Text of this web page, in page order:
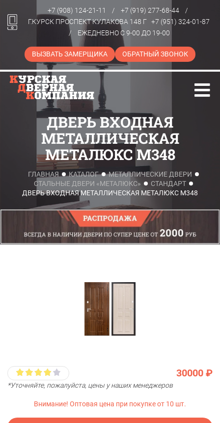
+7 (908) 124-21-11 / +7 (919) 277-68-44
/
Г.КУРСК ПРОСПЕКТ КУЛАКОВА 148 Г +7 (951) 324-01-87
/
ЕЖЕДНЕВНО С 9-00 ДО 19-00
ВЫЗВАТЬ ЗАМЕРЩИКА ОБРАТНЫЙ ЗВОНОК
ДВЕРЬ ВХОДНАЯ
МЕТАЛЛИЧЕСКАЯ
МЕТАЛЮКС M348
ГЛАВНАЯ КАТАЛОГ
МЕТАЛЛИЧЕСКИЕ ДВЕРИ
СТАЛЬНЫЕ ДВЕРИ «МЕТАЛЮКС»
СТАНДАРТ
ДВЕРЬ ВХОДНАЯ МЕТАЛЛИЧЕСКАЯ МЕТАЛЮКС M348
30000 ₽
*Уточняйте, пожалуйста, цены у наших менеджеров
Внимание! Оптовая цена при покупке от 10 шт.